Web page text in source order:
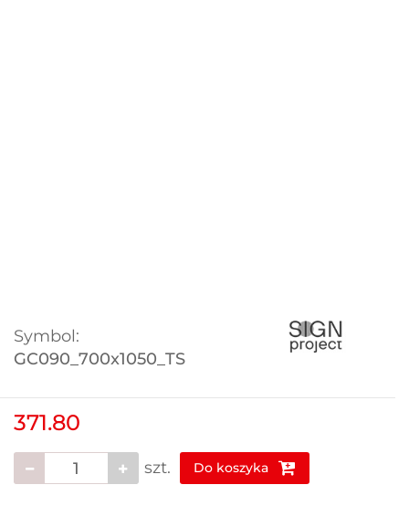
Symbol:
GC090_700x1050_TS
371.80
szt. Do koszyka